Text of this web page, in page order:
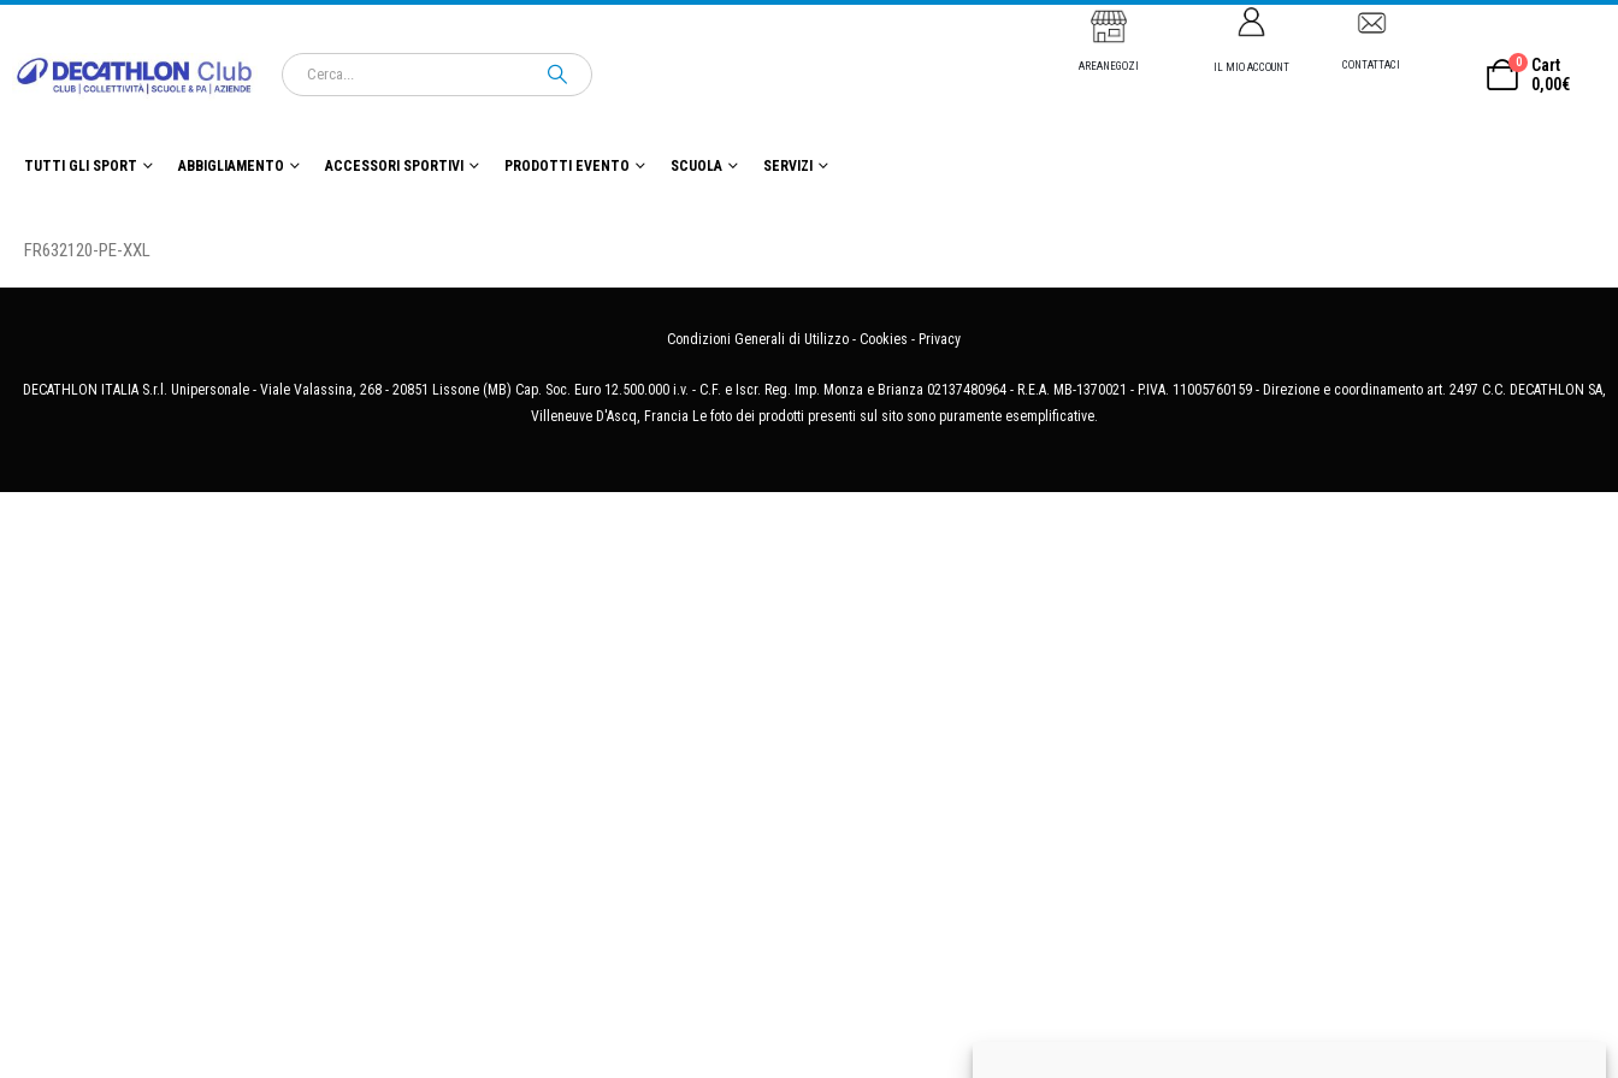
AREANEGOZI IL MIO ACCOUNT CONTATTACI 0
Cart
0,00€
TUTTI GLI SPORT ABBIGLIAMENTO ACCESSORI SPORTIVI PRODOTTI EVENTO SCUOLA SERVIZI
FR632120-PE-XXL
Condizioni Generali di Utilizzo - Cookies - Privacy
DECATHLON ITALIA S.r.l. Unipersonale - Viale Valassina, 268 - 20851 Lissone (MB) Cap. Soc. Euro 12.500.000 i.v. - C.F. e Iscr. Reg. Imp. Monza e Brianza 02137480964 - R.E.A. MB-1370021 - P.IVA. 11005760159 - Direzione e coordinamento art. 2497 C.C. DECATHLON SA,
Villeneuve D'Ascq, Francia Le foto dei prodotti presenti sul sito sono puramente esemplificative.